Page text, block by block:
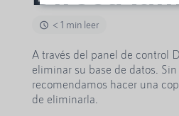
< 1 min leer
A través del panel de control
eliminar su base de datos.
recomendamos hacer una
de eliminarla.